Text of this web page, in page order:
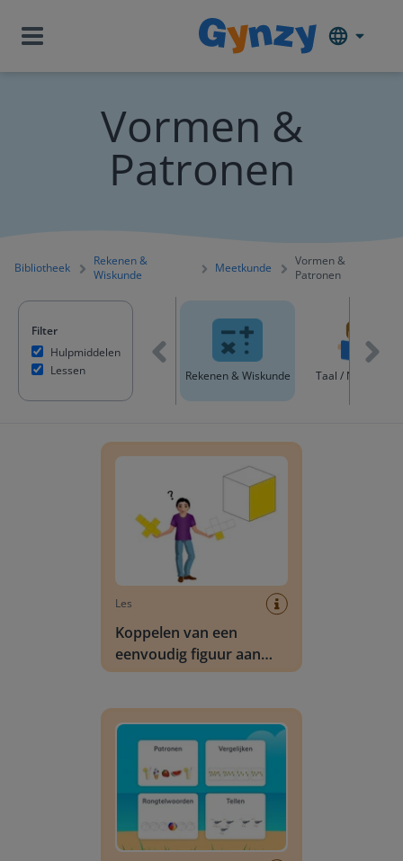
Vormen &
Patronen
Bibliotheek
Rekenen &
Wiskunde
Meetkunde
Vormen &
Patronen
Filter
Hulpmiddelen
Lessen
Rekenen & Wiskunde Taal /
Les
Koppelen van een
eenvoudig figuur aan
een bijbehorende uitslag